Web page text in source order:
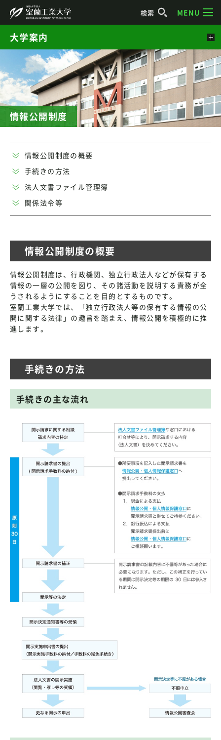
検索 MENU
情報公開制度
情報公開制度の概要
手続きの方法
法人文書ファイル管理簿
関係法令等
情報公開制度の概要
情報公開制度は、行政機関、独立行政法人などが保有する
情報の一層の公開を図り、その諸活動を説明する責務が全
うされるようにすることを目的とするものです。
室蘭工業大学では、「独立行政法人等の保有する情報の公
開に関する法律」の趣旨を踏まえ、情報公開を積極的に推
進します。
手続きの方法
手続きの主な流れ
大学案内